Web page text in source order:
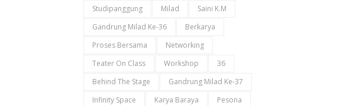
Studipanggung
Milad
Saini K.m
Gandrung Milad Ke-36
Berkarya
Proses Bersama
Networking
Teater On Class
Workshop
36
Behind The Stage
Gandrung Milad Ke-37
Infinity Space
Karya Baraya Pesona